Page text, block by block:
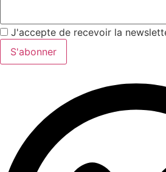
J'accepte de recevoir la